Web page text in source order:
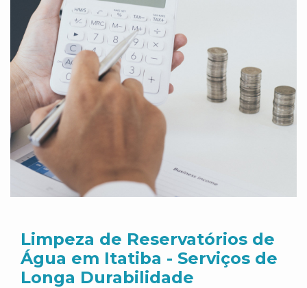
Limpeza de Reservatórios de
Água em Itatiba - Serviços de
Longa Durabilidade